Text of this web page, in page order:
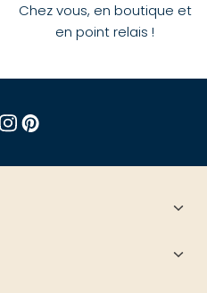
Chez vous, en boutique et
en point relais !